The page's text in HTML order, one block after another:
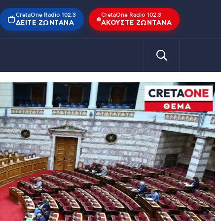
CretaOne Radio 102,3
ΔΕΊΤΕ ΖΩΝΤΑΝΆ
CretaOne Radio 102,3
ΑΚΟΎΣΤΕ ΖΩΝΤΑΝΆ